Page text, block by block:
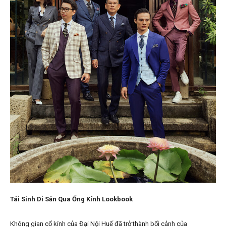
Tái Sinh Di Sản Qua Ống Kính Lookbook
Không gian cổ kính của Đại Nội Huế đã trở thành bối cảnh của